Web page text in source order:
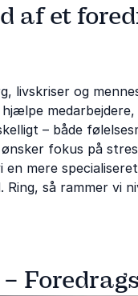
af et
livskriser og
– både
fokus på
mere
så rammer vi